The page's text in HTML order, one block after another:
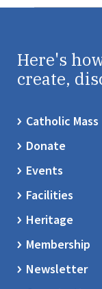
Here's
create,
Catholic Mass
Donate
Events
Facilities
Heritage
Membership
Newsletter